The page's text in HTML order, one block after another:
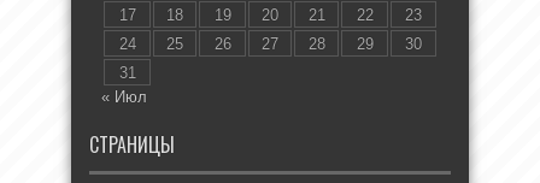
17
18 19 20 21 22
23
24
25 26 27 28 29
30
31
« Июл
СТРАНИЦЫ